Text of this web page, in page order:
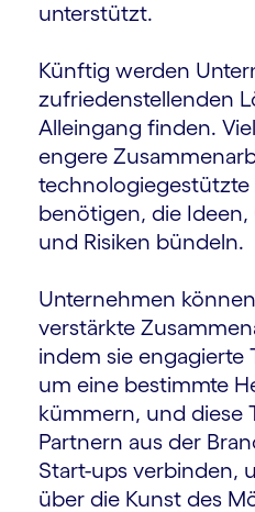
unterstützt.
Künftig werden
zufriedenstellenden
Alleingang finden.
engere
technologiegestützte
benötigen, die Ideen,
und Risiken bündeln.
Unternehmen
verstärkte
indem sie engagierte
um eine bestimmte
kümmern, und diese
Partnern aus der
Start-ups verbinden,
über die Kunst des